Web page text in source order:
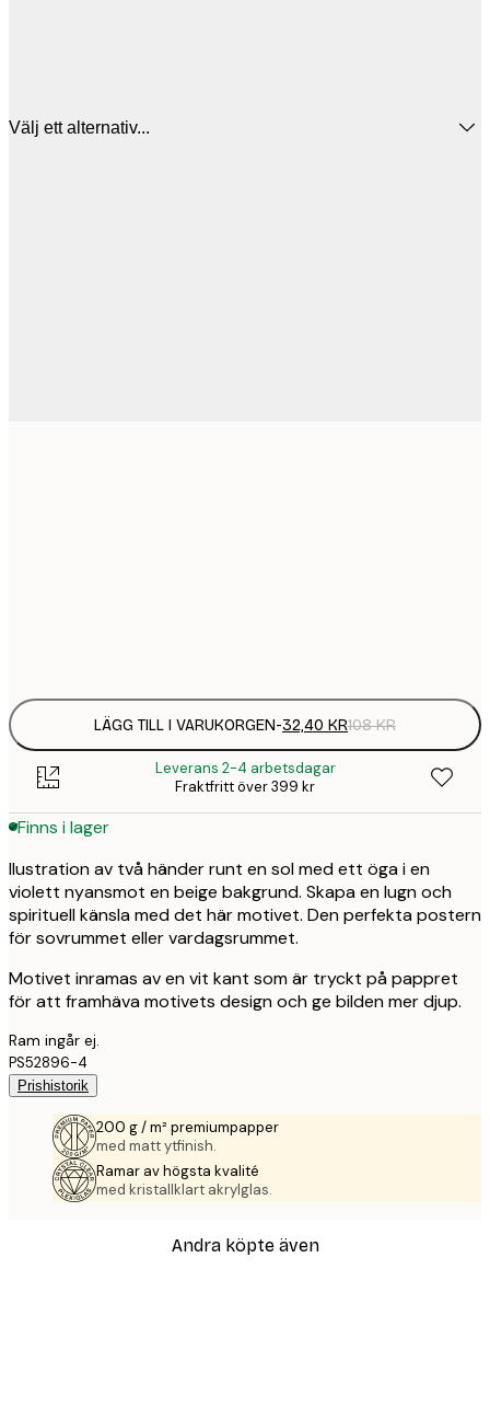
Välj ett alternativ...
LÄGG TILL I VARUKORGEN-32,40 KR108 KR
Leverans 2-4 arbetsdagar
Fraktfritt över 399 kr
Finns i lager
llustration av två händer runt en sol med ett öga i en
violett nyansmot en beige bakgrund. Skapa en lugn och
spirituell känsla med det här motivet. Den perfekta postern
för sovrummet eller vardagsrummet.
Motivet inramas av en vit kant som är tryckt på pappret
för att framhäva motivets design och ge bilden mer djup.
Ram ingår ej.
PS52896-4
Prishistorik
200 g / m² premiumpapper
med matt ytfinish.
Ramar av högsta kvalité
med kristallklart akrylglas.
Andra köpte även